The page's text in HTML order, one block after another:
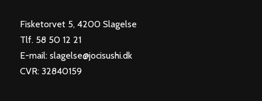
Fisketorvet 5, 4200 Slagelse
Tlf. 58 50 12 21
E-mail: slagelse@jocisushi.dk
CVR: 32840159